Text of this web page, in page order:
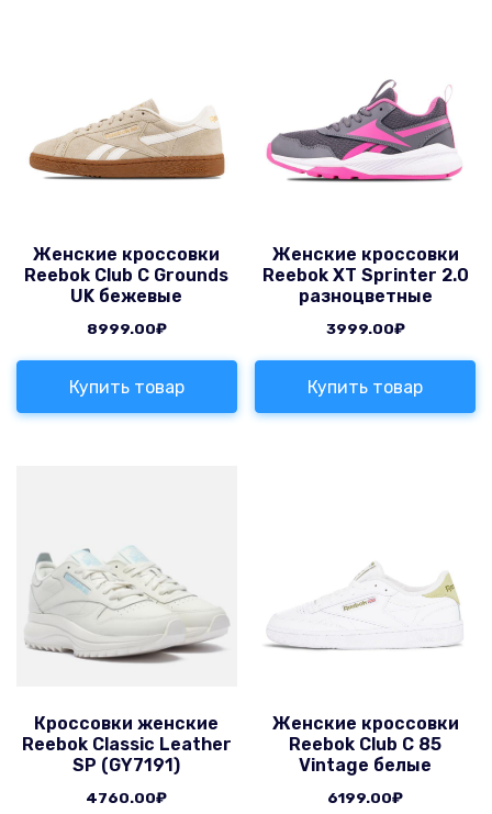
Женские кроссовки
Reebok Club C Grounds
UK бежевые
8999.00₽
Купить товар
Женские кроссовки
Reebok XT Sprinter 2.0
разноцветные
3999.00₽
Купить товар
Кроссовки женские
Reebok Classic Leather
SP (GY7191)
4760.00₽
Женские кроссовки
Reebok Club C 85
Vintage белые
6199.00₽